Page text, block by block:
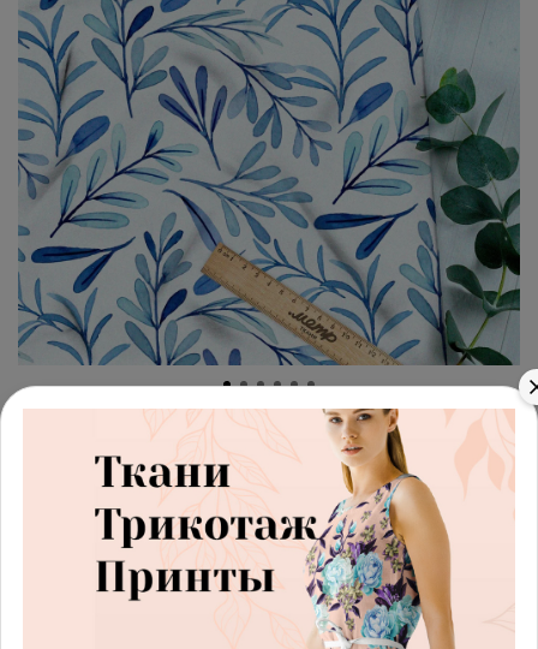
(0) арт.42871326_atlas
Ткань атлас тонкие
акварельные листья на белом
фоне
Получить доступ к оптовым ценам